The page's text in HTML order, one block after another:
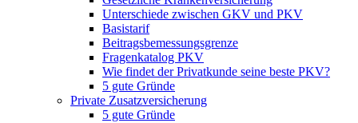
Unterschiede zwischen GKV und PKV
Basistarif
Beitragsbemessungsgrenze
Fragenkatalog PKV
Wie findet der Privatkunde seine beste PKV?
5 gute Gründe
Private Zusatzversicherung
5 gute Gründe